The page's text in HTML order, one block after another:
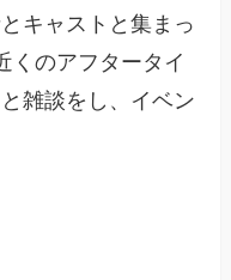
キャストと集まっ
くのアフタータイ
雑談をし、イベン